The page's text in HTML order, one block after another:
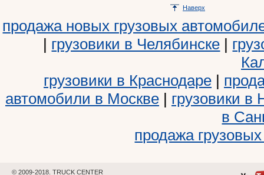
Наверх
продажа новых грузовых
| грузовики в Челябинске |
грузовики в Краснодаре |
автомобили в Москве | грузовики в
в
продажа
© 2009-2018. TRUCK CENTER